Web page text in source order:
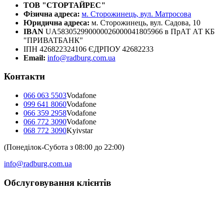
ТОВ "СТОРТАЙРЕС"
Фізична адреса: м. Сторожинець, вул. Матросова
Юридична адреса: м. Сторожинець, вул. Садова, 10
IBAN UA583052990000026000041805966 в ПрАТ АТ КБ
"ПРИВАТБАНК"
ІПН 426822324106 ЄДРПОУ 42682233
Email: info@radburg.com.ua
Контакти
066 063 5503Vodafone
099 641 8060Vodafone
066 359 2958Vodafone
066 772 3090Vodafone
068 772 3090Kyivstar
(Понеділок-Субота з 08:00 до 22:00)
info@radburg.com.ua
Обслуговування клієнтів